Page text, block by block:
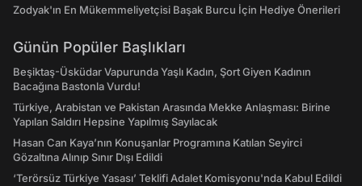
Zodyak'ın En Mükemmeliyetçisi Başak Burcu İçin Hediye Önerileri
Günün Popüler Başlıkları
Beşiktaş-Üsküdar Vapurunda Yaşlı Kadın, Şort Giyen Kadının
Bacağına Bastonla Vurdu!
Türkiye, Arabistan ve Pakistan Arasında Mekke Anlaşması: Birine
Yapılan Saldırı Hepsine Yapılmış Sayılacak
Hasan Can Kaya’nın Konuşanlar Programına Katılan Seyirci
Gözaltına Alınıp Sınır Dışı Edildi
‘Terörsüz Türkiye Yasası’ Teklifi Adalet Komisyonu'nda Kabul Edildi